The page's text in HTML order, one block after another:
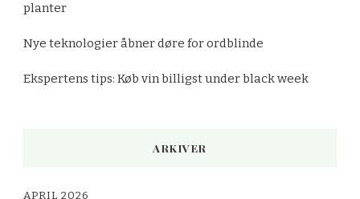
planter
Nye teknologier åbner døre for ordblinde
Ekspertens tips: Køb vin billigst under black week
ARKIVER
APRIL 2026